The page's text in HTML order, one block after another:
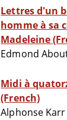
Lettres d'un
homme à sa
Madeleine
Edmond
Midi à
(French)
Alphonse Karr